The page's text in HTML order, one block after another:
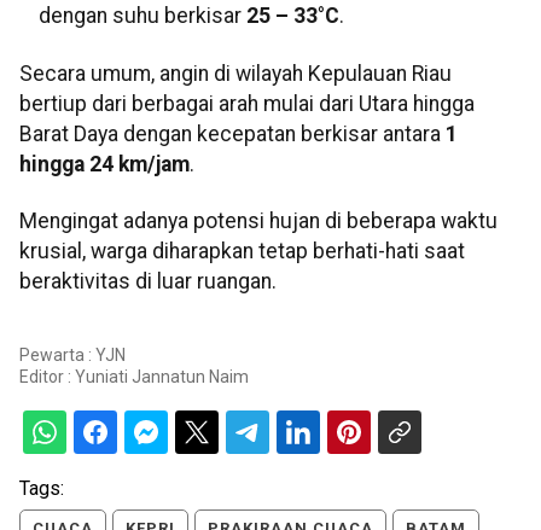
dengan suhu berkisar 25 – 33°C.
Secara umum, angin di wilayah Kepulauan Riau
bertiup dari berbagai arah mulai dari Utara hingga
Barat Daya dengan kecepatan berkisar antara 1
hingga 24 km/jam.
Mengingat adanya potensi hujan di beberapa waktu
krusial, warga diharapkan tetap berhati-hati saat
beraktivitas di luar ruangan.
Pewarta : YJN
Editor : Yuniati Jannatun Naim
Tags: